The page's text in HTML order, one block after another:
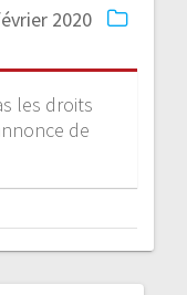
2020
les droits
de